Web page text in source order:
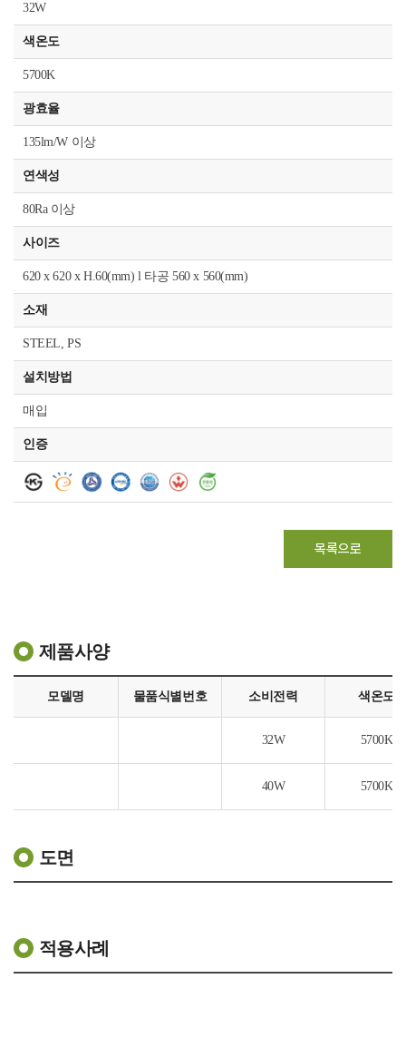
32W
색온도
5700K
광효율
135lm/W 이상
연색성
80Ra 이상
사이즈
620 x 620 x H.60(mm) l 타공 560 x 560(mm)
소재
STEEL, PS
설치방법
매입
인증
목록으로
제품사양
모델명 물품식별번호 소비전력 색온도
32W 5700K
40W 5700K
도면
적용사례